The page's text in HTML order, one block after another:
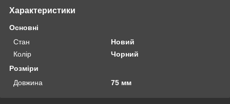
Характеристики
Основні
Стан
Новий
Колір
Чорний
Розміри
Довжина
75 мм